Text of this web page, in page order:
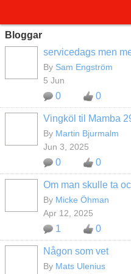
Bloggar
servicedags men
By Sam Engström
5 Jun
0 0
Vingköl til Mamba
By Martin Bjurmalm
Jun 3, 2025
0 0
Om man skulle ta
By Micke Öhman
Apr 12, 2025
1 0
Någon som vet
By Mats Ulenius